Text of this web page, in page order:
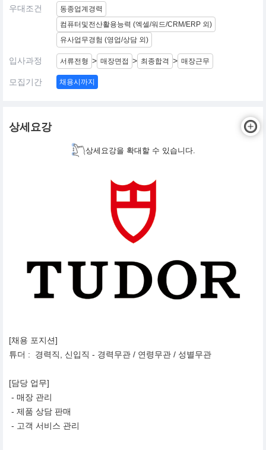
우대조건
동종업계경력
컴퓨터및전산활용능력 (엑셀/워드/CRM/ERP 외)
유사업무경험 (영업/상담 외)
입사과정 서류전형 > 매장면접 > 최종합격 > 매장근무
모집기간 채용시까지
상세요강
상세요강을 확대할 수 있습니다.
[채용 포지션]
튜더 : 경력직, 신입직 - 경력무관 / 연령무관 / 성별무관
[담당 업무]
- 매장 관리
- 제품 상담 판매
- 고객 서비스 관리